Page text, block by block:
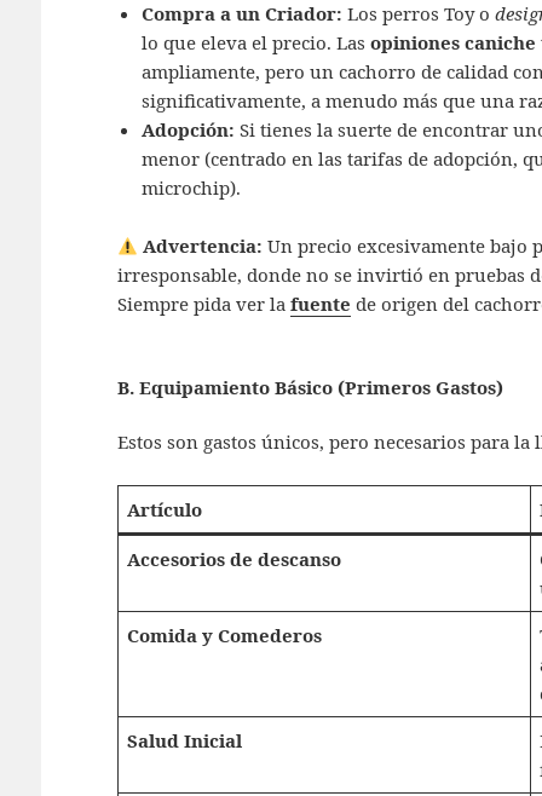
Compra a un Criador: Los perros Toy o
lo que eleva el precio. Las opiniones
ampliamente, pero un cachorro de calidad
significativamente, a menudo más que una
Adopción: Si tienes la suerte de encontrar
menor (centrado en las tarifas de adopción,
microchip).
Advertencia: Un precio excesivamente bajo
irresponsable, donde no se invirtió en pruebas
Siempre pida ver la fuente de origen del
B. Equipamiento Básico (Primeros Gastos)
Estos son gastos únicos, pero necesarios para la
Artículo
Accesorios de descanso
Comida y Comederos
Salud Inicial